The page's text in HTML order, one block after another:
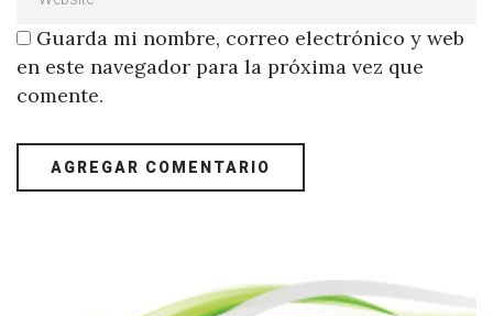
Guarda mi nombre, correo electrónico y web
en este navegador para la próxima vez que
comente.